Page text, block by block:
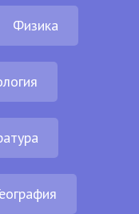
Физика